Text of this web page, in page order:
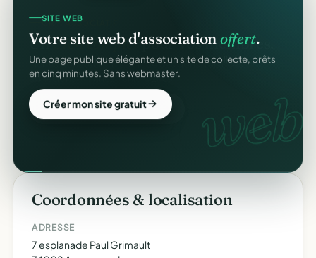
web.
SITE WEB
Votre site web d'association offert.
Une page publique élégante et un site de collecte, prêts
en cinq minutes. Sans webmaster.
Créer mon site gratuit
Coordonnées & localisation
ADRESSE
7 esplanade Paul Grimault